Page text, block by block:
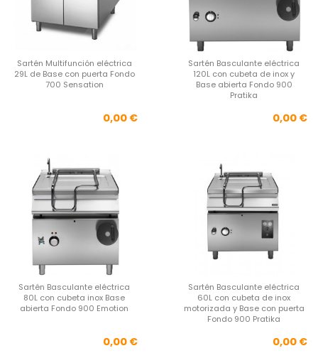
Sartén Multifunción eléctrica
29L de Base con puerta Fondo
700 Sensation
Precio
0,00 €
Sartén Basculante eléctrica
120L con cubeta de inox y
Base abierta Fondo 900
Pratika
0,00 €
Sartén Basculante eléctrica
80L con cubeta inox Base
abierta Fondo 900 Emotion
Precio
0,00 €
Sartén Basculante eléctrica
60L con cubeta de inox
motorizada y Base con puerta
Fondo 900 Pratika
0,00 €